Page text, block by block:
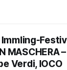
MASCHERA –
Verdi, IOCO